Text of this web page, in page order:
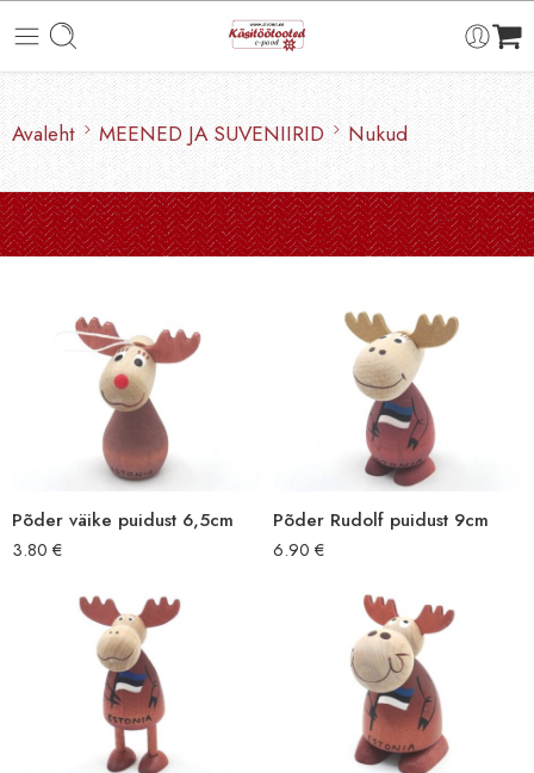
Avaleht MEENED JA SUVENIIRID Nukud
Põder väike puidust 6,5cm
3.80 €
Põder Rudolf puidust 9cm
6.90 €